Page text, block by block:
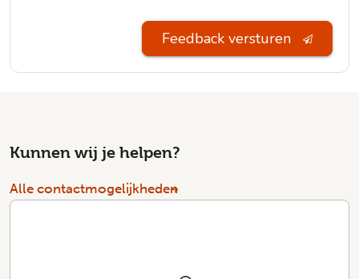
Feedback versturen
Kunnen wij je helpen?
Alle contactmogelijkheden